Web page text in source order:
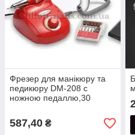
Фрезер для манікюру та
педикюру DM-208 c
ножною педаллю,30
587,40 ₴